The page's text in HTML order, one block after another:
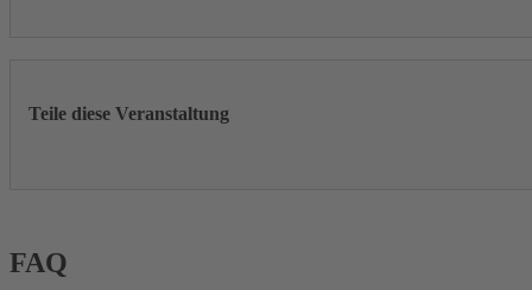
Teile diese Veranstaltung
FAQ